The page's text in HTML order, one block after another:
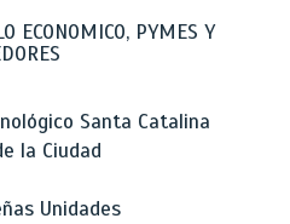
ECONOMICO, PYMES Y
Santa Catalina
la Ciudad
Unidades